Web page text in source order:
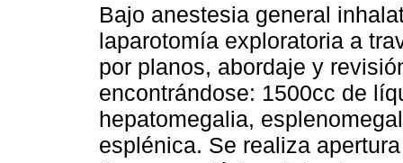
Bajo anestesia general
laparotomía exploratoria a
por planos, abordaje y
encontrándose: 1500cc de
hepatomegalia,
esplénica. Se realiza